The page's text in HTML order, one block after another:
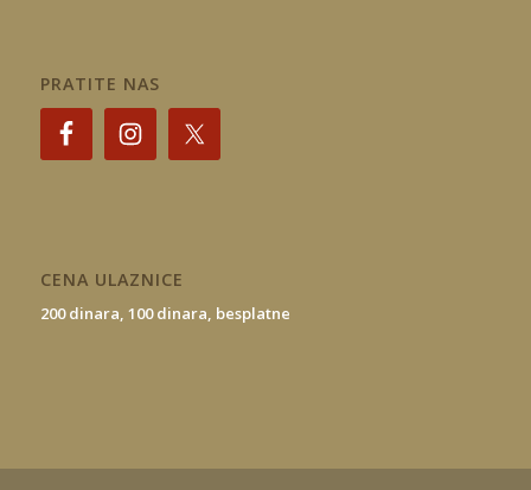
PRATITE NAS
CENA ULAZNICE
200 dinara, 100 dinara, besplatne